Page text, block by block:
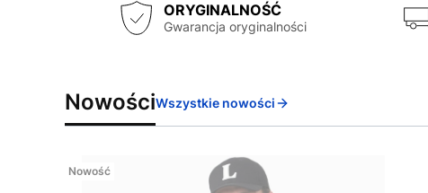
ORYGINALNOŚĆ
Gwarancja oryginalności
NowościWszystkie nowości
Nowość